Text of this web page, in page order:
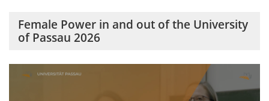
Female Power in and out of the University
of Passau 2026